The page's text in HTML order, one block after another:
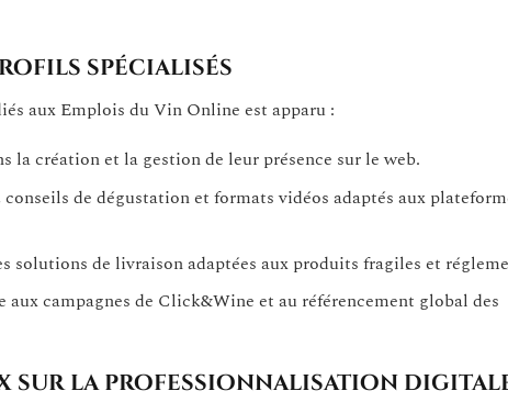
spécialisés
aux Emplois du Vin Online est apparu :
la création et la gestion de leur présence sur le web.
de dégustation et formats vidéos adaptés aux
solutions de livraison adaptées aux produits fragiles et
campagnes de Click&Wine et au référencement global des
sur la professionnalisation